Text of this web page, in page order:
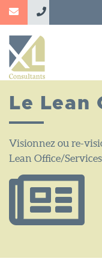
Aller
principal
Le Lean
Visionnez ou re-
Lean Office/